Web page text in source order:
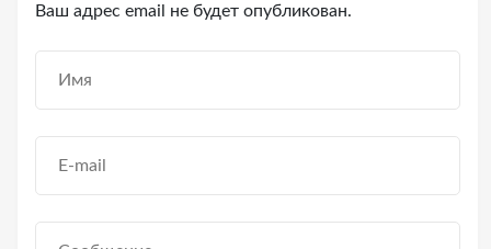
Ваш адрес email не будет опубликован.